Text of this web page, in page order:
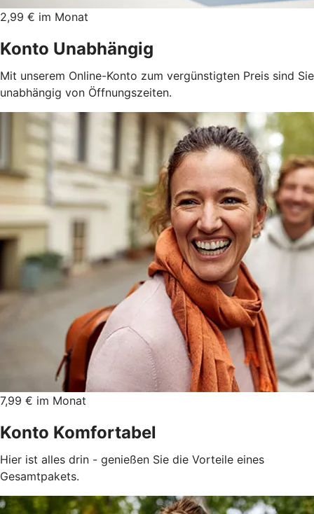
2,99 € im Monat
Konto Unabhängig
Mit unserem Online-Konto zum vergünstigten Preis sind Sie
unabhängig von Öffnungszeiten.
7,99 € im Monat
Konto Komfortabel
Hier ist alles drin - genießen Sie die Vorteile eines
Gesamtpakets.